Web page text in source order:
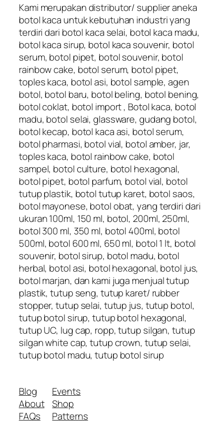
Kami merupakan distributor/ supplier aneka
botol kaca untuk kebutuhan industri yang
terdiri dari botol kaca selai, botol kaca madu,
botol kaca sirup, botol kaca souvenir, botol
serum, botol pipet, botol souvenir, botol
rainbow cake, botol serum, botol pipet,
toples kaca, botol asi, botol sample, agen
botol, botol baru, botol beling, botol bening,
botol coklat, botol import , Botol kaca, botol
madu, botol selai, glassware, gudang botol,
botol kecap, botol kaca asi, botol serum,
botol pharmasi, botol vial, botol amber, jar,
toples kaca, botol rainbow cake, botol
sampel, botol culture, botol hexagonal,
botol pipet, botol parfum, botol vial, botol
tutup plastik, botol tutup karet, botol saos,
botol mayonese, botol obat, yang terdiri dari
ukuran 100ml, 150 ml, botol, 200ml, 250ml,
botol 300 ml, 350 ml, botol 400ml, botol
500ml, botol 600 ml, 650 ml, botol 1 lt, botol
souvenir, botol sirup, botol madu, botol
herbal, botol asi, botol hexagonal, botol jus,
botol marjan, dan kami juga menjual tutup
plastik, tutup seng, tutup karet/ rubber
stopper, tutup selai, tutup jus, tutup botol,
tutup botol sirup, tutup botol hexagonal,
tutup UC, lug cap, ropp, tutup silgan, tutup
silgan white cap, tutup crown, tutup selai,
tutup botol madu, tutup botol sirup
Blog
About
FAQs
Events
Shop
Patterns